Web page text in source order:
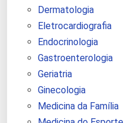
Dermatologia
Eletrocardiografia
Endocrinologia
Gastroenterologia
Geriatria
Ginecologia
Medicina da Família